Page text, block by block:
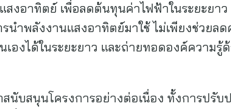
งอาทิตย์ เพื่อลดต้นทุนค่าไฟฟ้าในระยะยา
ำพลังงานแสงอาทิตย์มาใช้ ไม่เพียงช่วยลด
องได้ในระยะยาว และถ่ายทอดองค์ความรู้
สนับสนุนโครงการอย่างต่อเนื่อง ทั้งการป